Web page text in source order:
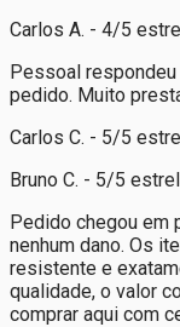
Carlos A. - 4/5
Pessoal
pedido. Muito
Carlos C. - 5/5
Bruno C. - 5/5
Pedido chegou em
nenhum dano. Os
resistente e
qualidade, o valor
comprar aqui com